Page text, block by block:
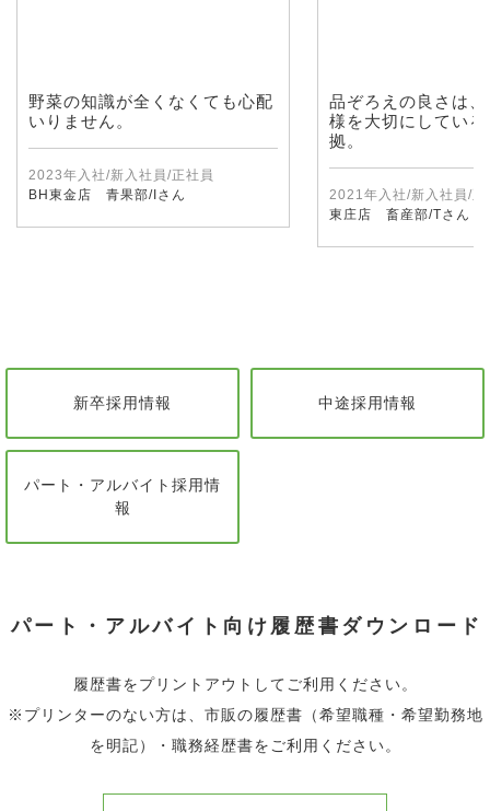
野菜の知識が全くなくても心配
いりません。
2023年入社/新入社員/正社員
BH東金店 青果部/Iさん
品ぞろえの良さは
様を大切にしてい
拠。
2021年入社/新入社員/正
東庄店 畜産部/Tさん
新卒採用情報 中途採用情報
パート・アルバイト採用情
報
パート・アルバイト向け履歴書ダウンロード
履歴書をプリントアウトしてご利用ください。
※プリンターのない方は、市販の履歴書（希望職種・希望勤務地
を明記）・職務経歴書をご利用ください。